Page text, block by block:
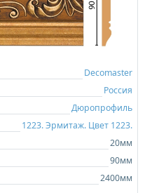
Decomaster
Россия
Дюропрофиль
1223. Эрмитаж. Цвет 1223.
20мм
90мм
2400мм